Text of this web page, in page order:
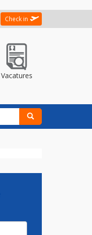
Check in
Vacatures